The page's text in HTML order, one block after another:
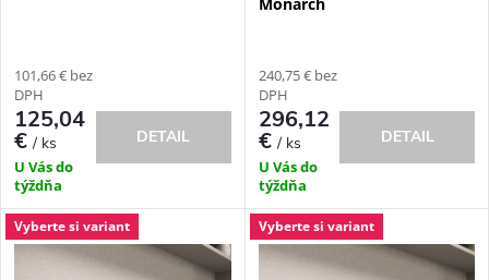
o
d
u
o
d
u
k
101,66 € bez
DPH
125,04
€/ ks
U Vás do
týždňa
DETAIL
240,75 € bez
DPH
296,12
€/ ks
U Vás do
týždňa
DETAIL
Vyberte si variant Vyberte si variant